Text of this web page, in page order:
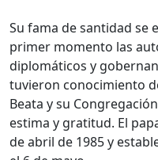
Su fama de santidad se
primer momento las
diplomáticos y
tuvieron conocimiento
Beata y su
estima y gratitud. El
de abril de 1985 y